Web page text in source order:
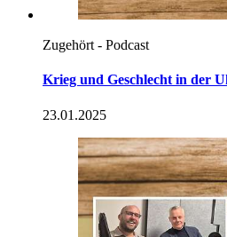
Zugehört - Podcast
Krieg und Geschlecht in der
23.01.2025